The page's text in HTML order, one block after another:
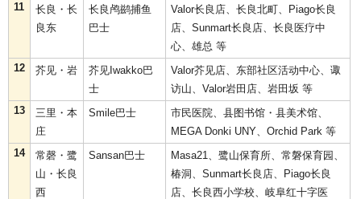
11
长良・长
良东
长良鸬鹚捕鱼
巴士
Valor长良店、长良北町、Piago长良
店、Sunmart长良店、长良医疗中
心、雄总 等
12
芥见・岩
芥见Iwakko巴
士
Valor芥见店、东部社区活动中心、诹
访山、Valor岩田店、岩田坂 等
13
三里・本
庄
Smile巴士
市民医院、县图书馆・县美术馆、
MEGA Donki UNY、Orchid Park 等
14
常磬・鹭
山・长良
西
Sansan巴士
Masa21、鹭山保育所、常磐保育园、
椿洞、Sunmart长良店、Piago长良
店、长良西小学校、岐阜红十字医